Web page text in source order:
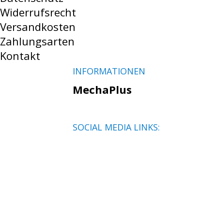
Widerrufsrecht
Versandkosten
Zahlungsarten
Kontakt
INFORMATIONEN
MechaPlus
SOCIAL MEDIA LINKS: